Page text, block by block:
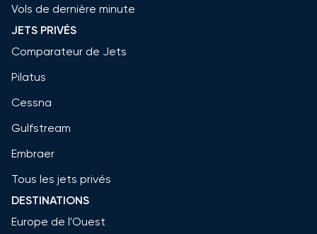
Vols de dernière minute
JETS PRIVÉS
Comparateur de Jets
Pilatus
Cessna
Gulfstream
Embraer
Tous les jets privés
DESTINATIONS
Europe de l'Ouest